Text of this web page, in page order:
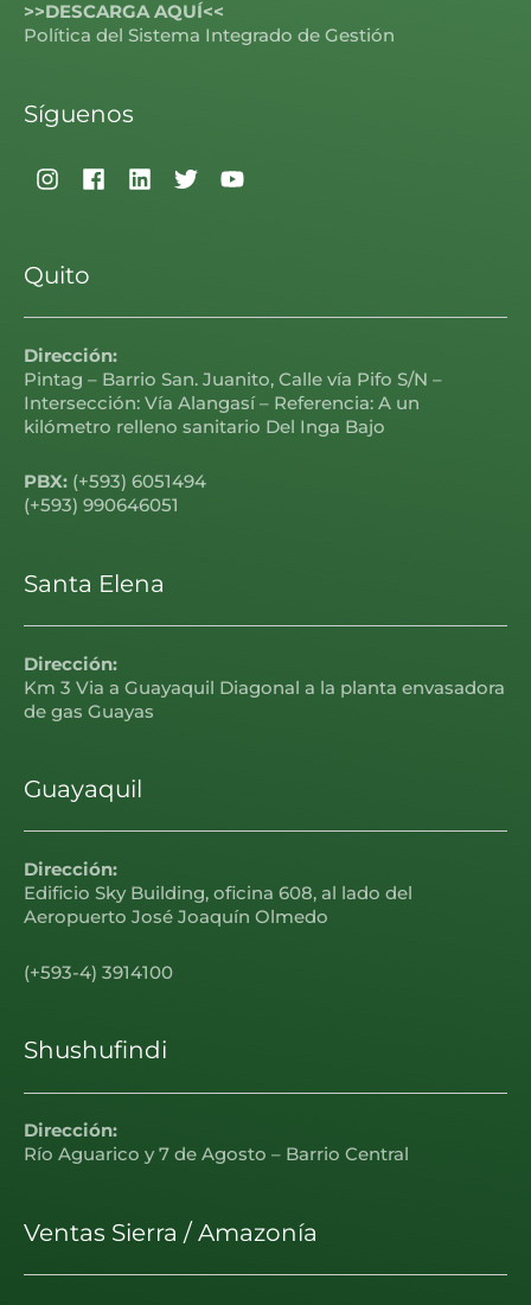
>>DESCARGA AQUÍ<<
Política del Sistema Integrado de Gestión
Síguenos
Quito
Dirección:
Pintag – Barrio San. Juanito, Calle vía Pifo S/N –
Intersección: Vía Alangasí – Referencia: A un
kilómetro relleno sanitario Del Inga Bajo
PBX: (+593) 6051494
(+593) 990646051
Santa Elena
Dirección:
Km 3 Via a Guayaquil Diagonal a la planta envasadora
de gas Guayas
Guayaquil
Dirección:
Edificio Sky Building, oficina 608, al lado del
Aeropuerto José Joaquín Olmedo
(+593-4) 3914100
Shushufindi
Dirección:
Río Aguarico y 7 de Agosto – Barrio Central
Ventas Sierra / Amazonía